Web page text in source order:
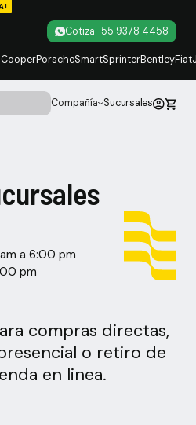
Cotiza · 55 9378 4458
CooperPorscheSmartSprinterBentleyFiat
Compañía Sucursales
a 6:00 pm
pm
compras directas,
o retiro de
en linea.